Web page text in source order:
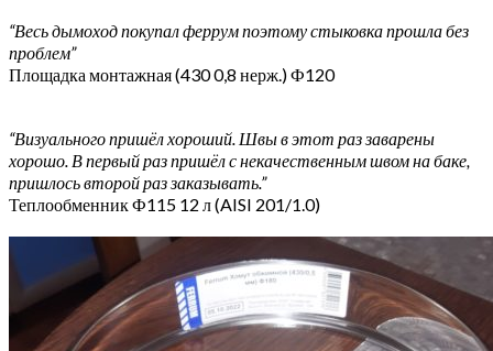
“Весь дымоход покупал феррум поэтому стыковка прошла без
проблем”
Площадка монтажная (430 0,8 нерж.) Ф120
“Визуального пришёл хороший. Швы в этот раз заварены
хорошо. В первый раз пришёл с некачественным швом на баке,
пришлось второй раз заказывать.”
Теплообменник Ф115 12 л (AISI 201/1.0)